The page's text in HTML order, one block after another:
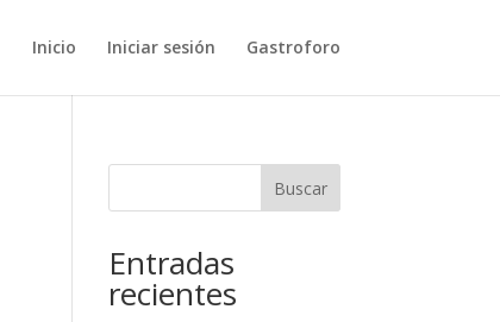
Inicio Iniciar sesión Gastroforo
Buscar
Entradas
recientes